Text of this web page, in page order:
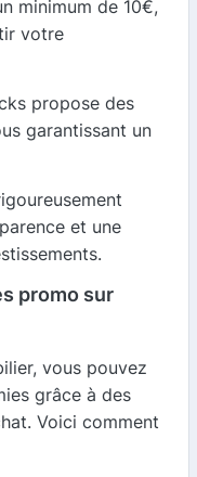
minimum de 10€,
votre
propose des
garantissant un
et une
promo sur
vous pouvez
grâce à des
Voici comment